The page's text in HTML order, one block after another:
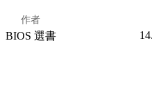
作者
BIOS 選書